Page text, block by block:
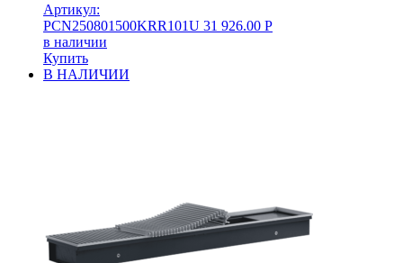
Артикул:
PCN250801500KRR101U 31 926.00 Р
в наличии
Купить
В НАЛИЧИИ